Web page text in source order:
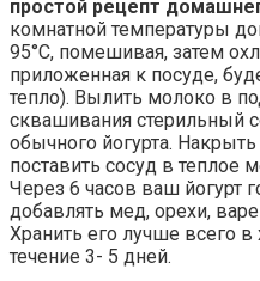
простой рецепт
комнатной температуры
95°С, помешивая, затем
приложенная к посуде,
тепло). Вылить молоко в
сквашивания стерильный
обычного йогурта.
поставить сосуд в теплое
Через 6 часов ваш йогурт
добавлять мед, орехи,
Хранить его лучше всего
течение 3- 5 дней.